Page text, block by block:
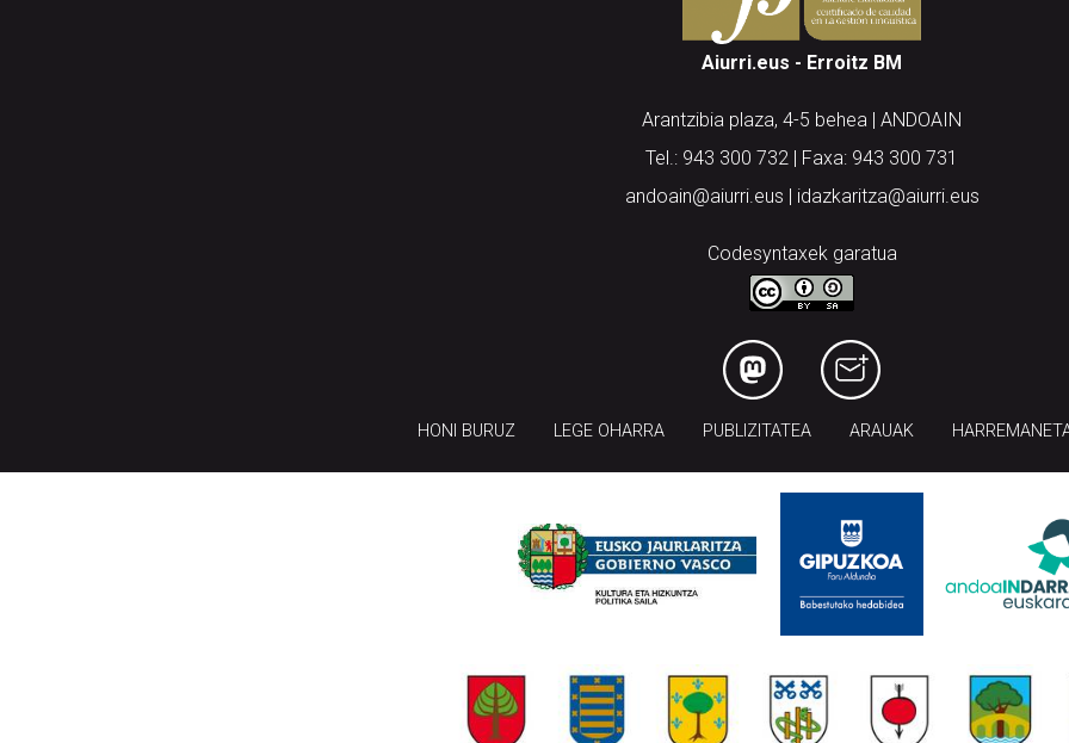
Aiurri.eus - Erroitz BM
Arantzibia plaza, 4-5 behea | ANDOAIN
Tel.: 943 300 732 | Faxa: 943 300 731
andoain@aiurri.eus | idazkaritza@aiurri.eus
Codesyntaxek garatua
HONI BURUZ LEGE OHARRA PUBLIZITATEA ARAUAK